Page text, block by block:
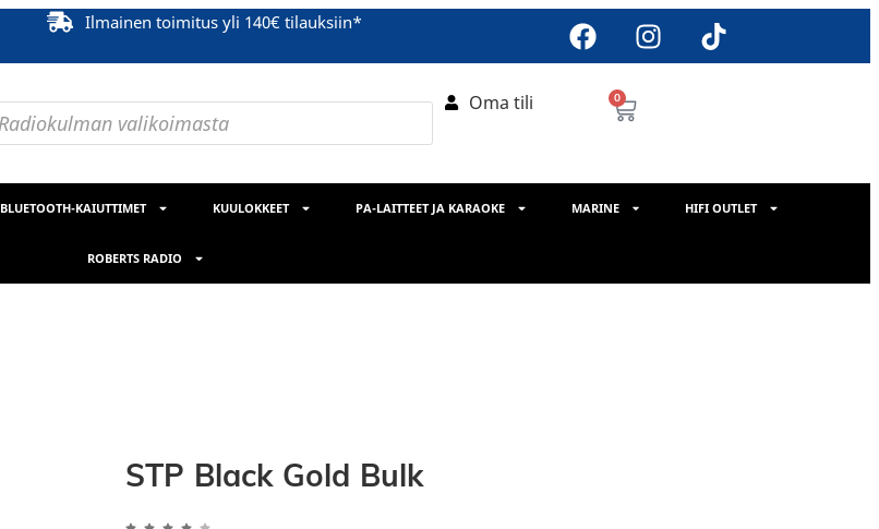
Ilmainen toimitus yli 140€ tilauksiin*
Oma tili 0
BLUETOOTH-KAIUTTIMET KUULOKKEET PA-LAITTEET JA KARAOKE MARINE HIFI OUTLET
ROBERTS RADIO
STP Black Gold Bulk